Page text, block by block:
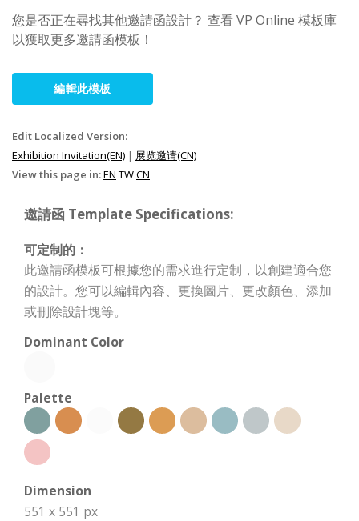
您是否正在尋找其他邀請函設計？ 查看 VP Online 模板庫
以獲取更多邀請函模板！
編輯此模板
Edit Localized Version:
Exhibition Invitation(EN) | 展览邀请(CN)
View this page in:EN TWCN
邀請函 Template Specifications:
可定制的：
此邀請函模板可根據您的需求進行定制，以創建適合您
的設計。您可以編輯內容、更換圖片、更改顏色、添加
或刪除設計塊等。
Dominant Color
Palette
Dimension
551 x 551 px